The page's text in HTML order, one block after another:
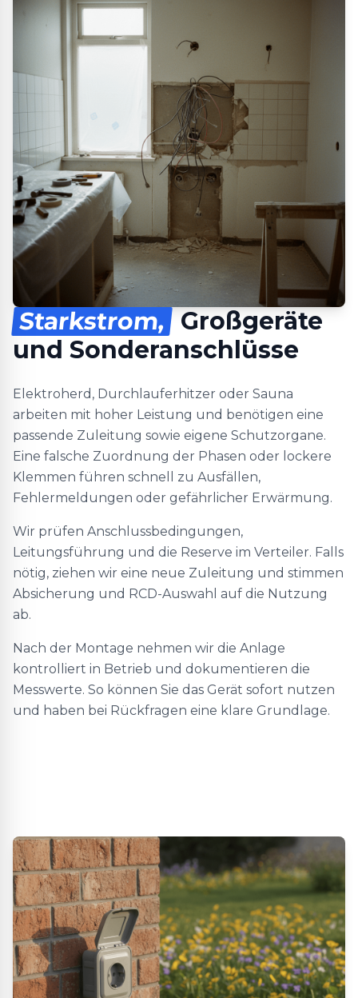
Starkstrom,
Großgeräte
und Sonderanschlüsse
Elektroherd, Durchlauferhitzer oder Sauna
arbeiten mit hoher Leistung und benötigen eine
passende Zuleitung sowie eigene Schutzorgane.
Eine falsche Zuordnung der Phasen oder lockere
Klemmen führen schnell zu Ausfällen,
Fehlermeldungen oder gefährlicher Erwärmung.
Wir prüfen Anschlussbedingungen,
Leitungsführung und die Reserve im Verteiler. Falls
nötig, ziehen wir eine neue Zuleitung und stimmen
Absicherung und RCD-Auswahl auf die Nutzung
ab.
Nach der Montage nehmen wir die Anlage
kontrolliert in Betrieb und dokumentieren die
Messwerte. So können Sie das Gerät sofort nutzen
und haben bei Rückfragen eine klare Grundlage.